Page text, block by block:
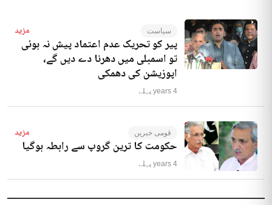
سیاست مزید
پیر کو تحریک عدم اعتماد پیش نہ ہوئی
تو اسمبلی میں دھرنا دے دیں گے،
اپوزیشن کی دھمکی
4 years پہلے
قومی خبریں مزید
حکومت کا ترین گروپ سے رابطہ ہوگیا
4 years پہلے